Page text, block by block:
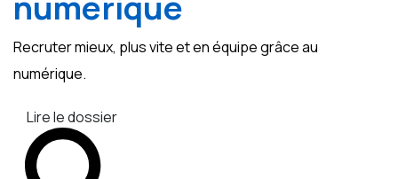
Recruter mieux, plus vite et en équipe grâce au
numérique.
Lire le dossier